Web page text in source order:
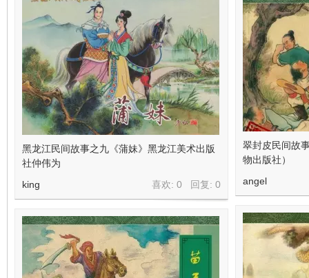
黑龙江民间故事之九《蒲妹》黑龙江美术出版
社仲伟为
喜欢: 0 回复: 0
king
翠封皮民间故
物出版社）
angel